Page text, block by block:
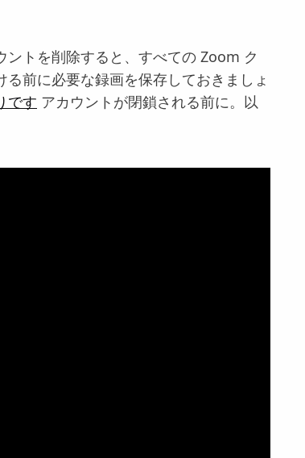
ントを削除すると、すべての Zoom ク
前に必要な録画を保存しておきましょ
です アカウントが閉鎖される前に。以